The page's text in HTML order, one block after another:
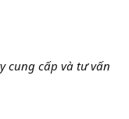
cung cấp và tư vấn